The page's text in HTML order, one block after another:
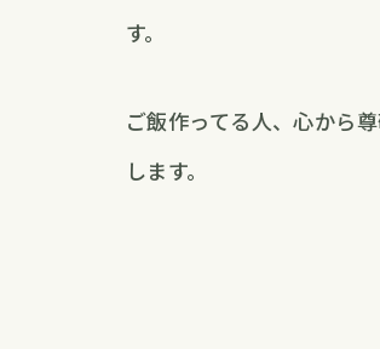
す。
ご飯作ってる人、心から
します。